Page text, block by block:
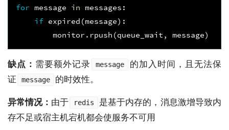
for message in messages :
if expired (message):
monitor . rpush (queue_wait , message)
缺点： 需要额外记录 message
的加入时间，且无法保
证
message 的时效性。
异常情况： 由于 redis
是基于内存的，消息激增导致内
存不足或宿主机宕机都会使服务不可用